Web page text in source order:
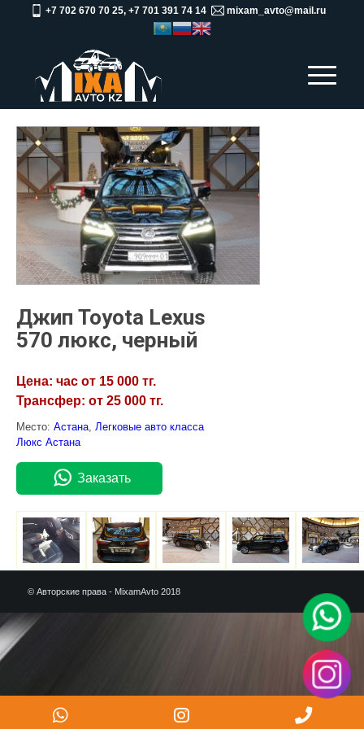
+7 702 670 70 25, +7 701 391 74 14 mixam_avto@mail.ru
Джип Toyota Lexus
570 люкс, черный
Цена: час от 15 000 тг.
Трансфер: от 25 000 тг.
Место: Астана Легковые авто класса
Люкс Астана
Заказать
© Авторские права - MixamAvto 2018